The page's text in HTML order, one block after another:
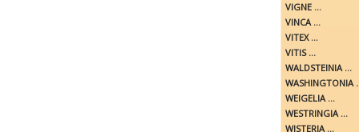
VIGNE ...
VINCA ...
VITEX ...
VITIS ...
WALDSTEINIA ...
WASHINGTONIA
WEIGELIA ...
WESTRINGIA ...
WISTERIA ...